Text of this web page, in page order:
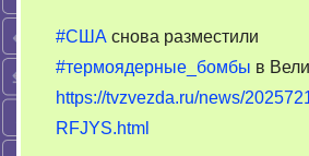
#США снова разместили
#термоядерные_бомбы в
https://tvzvezda.ru/news/
RFJYS.html